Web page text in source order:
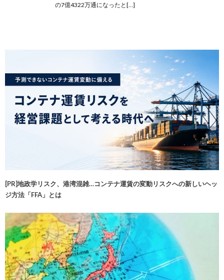
の7億4322万通になったと[…]
[PR]地政学リスク、港湾混雑…コンテナ運賃の変動リスクへの新しいヘッ
ジ方法「FFA」とは